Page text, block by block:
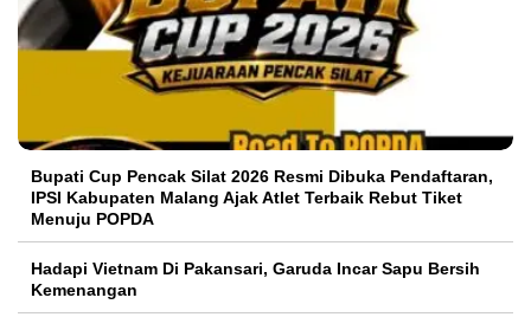
Bupati Cup Pencak Silat 2026 Resmi Dibuka Pendaftaran,
IPSI Kabupaten Malang Ajak Atlet Terbaik Rebut Tiket
Menuju POPDA
Hadapi Vietnam Di Pakansari, Garuda Incar Sapu Bersih
Kemenangan